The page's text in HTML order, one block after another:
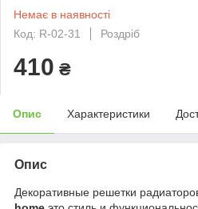
Немає в наявності
Код: R-02-31
Роздріб
410 ₴
Опис Характеристики
Опис
Декоративные решетки